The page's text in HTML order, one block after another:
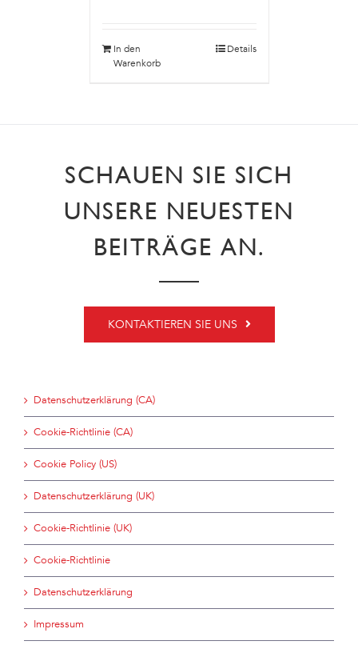
In den
Warenkorb
Details
SCHAUEN SIE SICH
UNSERE NEUESTEN
BEITRÄGE AN.
KONTAKTIEREN SIE UNS
Datenschutzerklärung (CA)
Cookie-Richtlinie (CA)
Cookie Policy (US)
Datenschutzerklärung (UK)
Cookie-Richtlinie (UK)
Cookie-Richtlinie
Datenschutzerklärung
Impressum